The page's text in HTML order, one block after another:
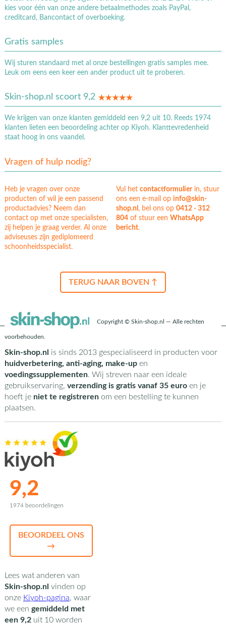
kies voor één van onze andere betaalmethodes zoals PayPal,
creditcard, Bancontact of overboeking.
Gratis samples
Wij sturen standaard met al onze bestellingen gratis samples mee.
Leuk om eens een keer een ander product uit te proberen.
Skin-shop.nl scoort 9,2
We krijgen van onze klanten gemiddeld een 9,2 uit 10. Reeds 1974
klanten lieten een beoordeling achter op Kiyoh. Klanttevredenheid
staat hoog in ons vaandel.
Vragen of hulp nodig?
Heb je vragen over onze
producten of wil je een passend
productadvies? Neem dan
contact op met onze specialisten,
zij helpen je graag verder. Al onze
adviseuses zijn gediplomeerd
schoonheidsspecialist.
Vul hetcontactformulierin, stuur
ons een e-mail opinfo@skin-
shop.nl , bel ons op0412 - 312
804 of stuur eenWhatsApp
bericht.
TERUG NAAR BOVEN ↑
Copyright © Skin-shop.nl — Alle rechten
voorbehouden.
Skin-shop.nl is sinds 2013 gespecialiseerd in producten voor
huidverbetering, anti-aging, make-upen
voedingssupplementen. Wij streven naar een ideale
gebruikservaring, verzending is gratis vanaf 35 euroen je
hoeft je niet te registrerenom een bestelling te kunnen
plaatsen.
9,2
1974 beoordelingen
BEOORDEEL ONS
→
Lees wat anderen van
Skin-shop.nl vinden op
onze Kiyoh-pagina, waar
we een gemiddeld met
een 9,2uit 10worden